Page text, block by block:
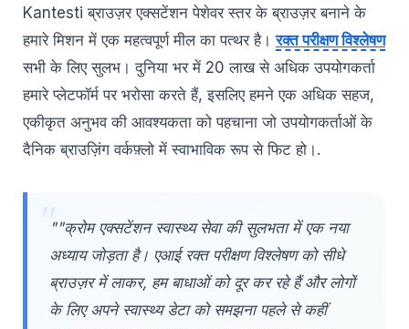
Kantesti ब्राउज़र एक्सटेंशन पेशेवर स्तर के ब्राउज़र बनाने के
हमारे मिशन में एक महत्वपूर्ण मील का पत्थर है।रक्त परीक्षण विश्लेषण
सभी के लिए सुलभ। दुनिया भर में 20 लाख से अधिक उपयोगकर्ता
हमारे प्लेटफॉर्म पर भरोसा करते हैं, इसलिए हमने एक अधिक सहज,
एकीकृत अनुभव की आवश्यकता को पहचाना जो उपयोगकर्ताओं के
दैनिक ब्राउज़िंग वर्कफ़्लो में स्वाभाविक रूप से फिट हो।.
""क्रोम एक्सटेंशन स्वास्थ्य सेवा की सुलभता में एक नया
अध्याय जोड़ता है। एआई रक्त परीक्षण विश्लेषण को सीधे
ब्राउज़र में लाकर, हम बाधाओं को दूर कर रहे हैं और लोगों
के लिए अपने स्वास्थ्य डेटा को समझना पहले से कहीं